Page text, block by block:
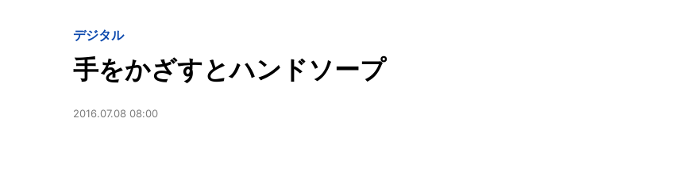
デジタル
手をかざすとハンドソープ
2016.07.08 08:00